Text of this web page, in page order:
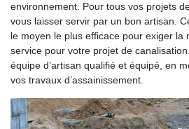
environnement. Pour tous vos projets
vous laisser servir par un bon artisan.
le moyen le plus efficace pour exiger la
service pour votre projet de
équipe d’artisan qualifié et équipé, en
vos travaux d’assainissement.